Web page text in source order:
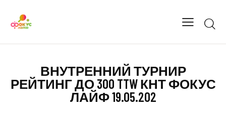
ВНУТРЕННИЙ ТУРНИР
РЕЙТИНГ ДО 300 TTW КНТ ФОКУС
ЛАЙФ 19.05.202